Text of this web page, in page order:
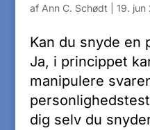
af Ann C. Schødt 19. jun
Kan du snyde en
Ja, i princippet
manipulere
dig selv du